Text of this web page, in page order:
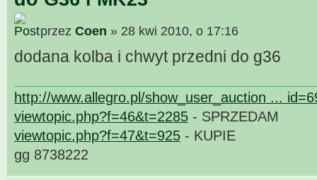
przez Coen » 28 kwi 2010, o 17:16
dodana kolba i chwyt przedni do g36
http://www.allegro.pl/show_user_auction ...
viewtopic.php?f=46&t=2285 - SPRZEDAM
viewtopic.php?f=47&t=925 - KUPIE
gg 8738222